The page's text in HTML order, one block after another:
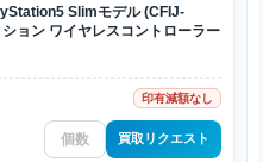
Slimモデル (CFIJ-
ョン ワイヤレスコントローラー
印有減額なし
買取リクエスト